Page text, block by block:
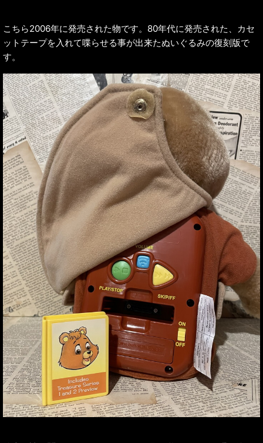
こちら2006年に発売された物です。80年代に発売された、カセ
ットテープを入れて喋らせる事が出来たぬいぐるみの復刻版で
す。